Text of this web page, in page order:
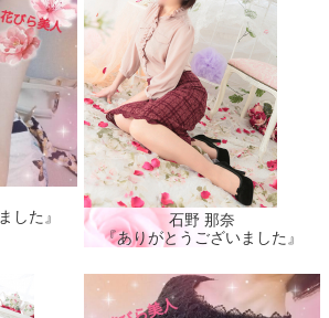
した』
石野 那奈
『ありがとうございました』